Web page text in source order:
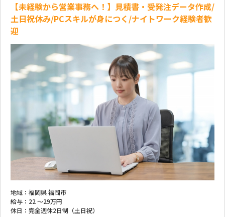
【未経験から営業事務へ！】見積書・受発注データ作成/
土日祝休み/PCスキルが身につく/ナイトワーク経験者歓
迎
地域： 福岡県 福岡市
給与： 22 ～29万円
休日： 完全週休2日制（土日祝）